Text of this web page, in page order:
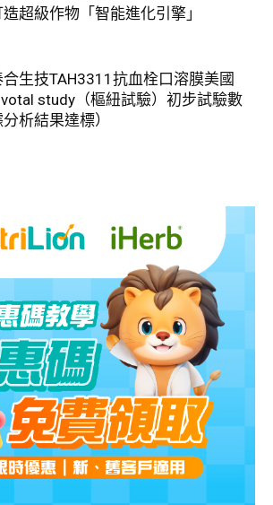
超級作物「智能進化引擎」
合生技TAH3311抗血栓口溶膜美國
study（樞紐試驗）初步試驗數
析結果達標）